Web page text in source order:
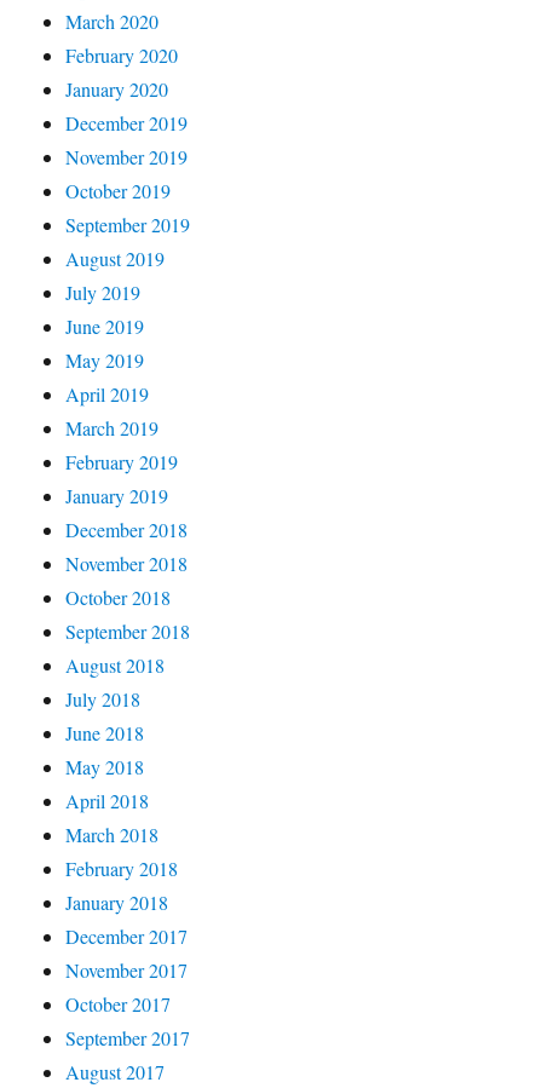
March 2020
February 2020
January 2020
December 2019
November 2019
October 2019
September 2019
August 2019
July 2019
June 2019
May 2019
April 2019
March 2019
February 2019
January 2019
December 2018
November 2018
October 2018
September 2018
August 2018
July 2018
June 2018
May 2018
April 2018
March 2018
February 2018
January 2018
December 2017
November 2017
October 2017
September 2017
August 2017